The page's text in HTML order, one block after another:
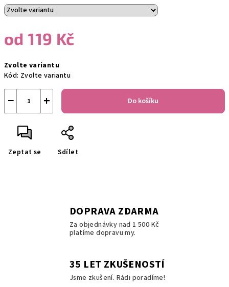
od119 Kč
cena:
Zvolte variantu
Kód: Zvolte variantu
+
− Do košíku
Zeptat se Sdílet
DOPRAVA ZDARMA
Za objednávky nad 1 500 Kč
platíme dopravu my.
35 LET ZKUŠENOSTÍ
Jsme zkušení. Rádi poradíme!